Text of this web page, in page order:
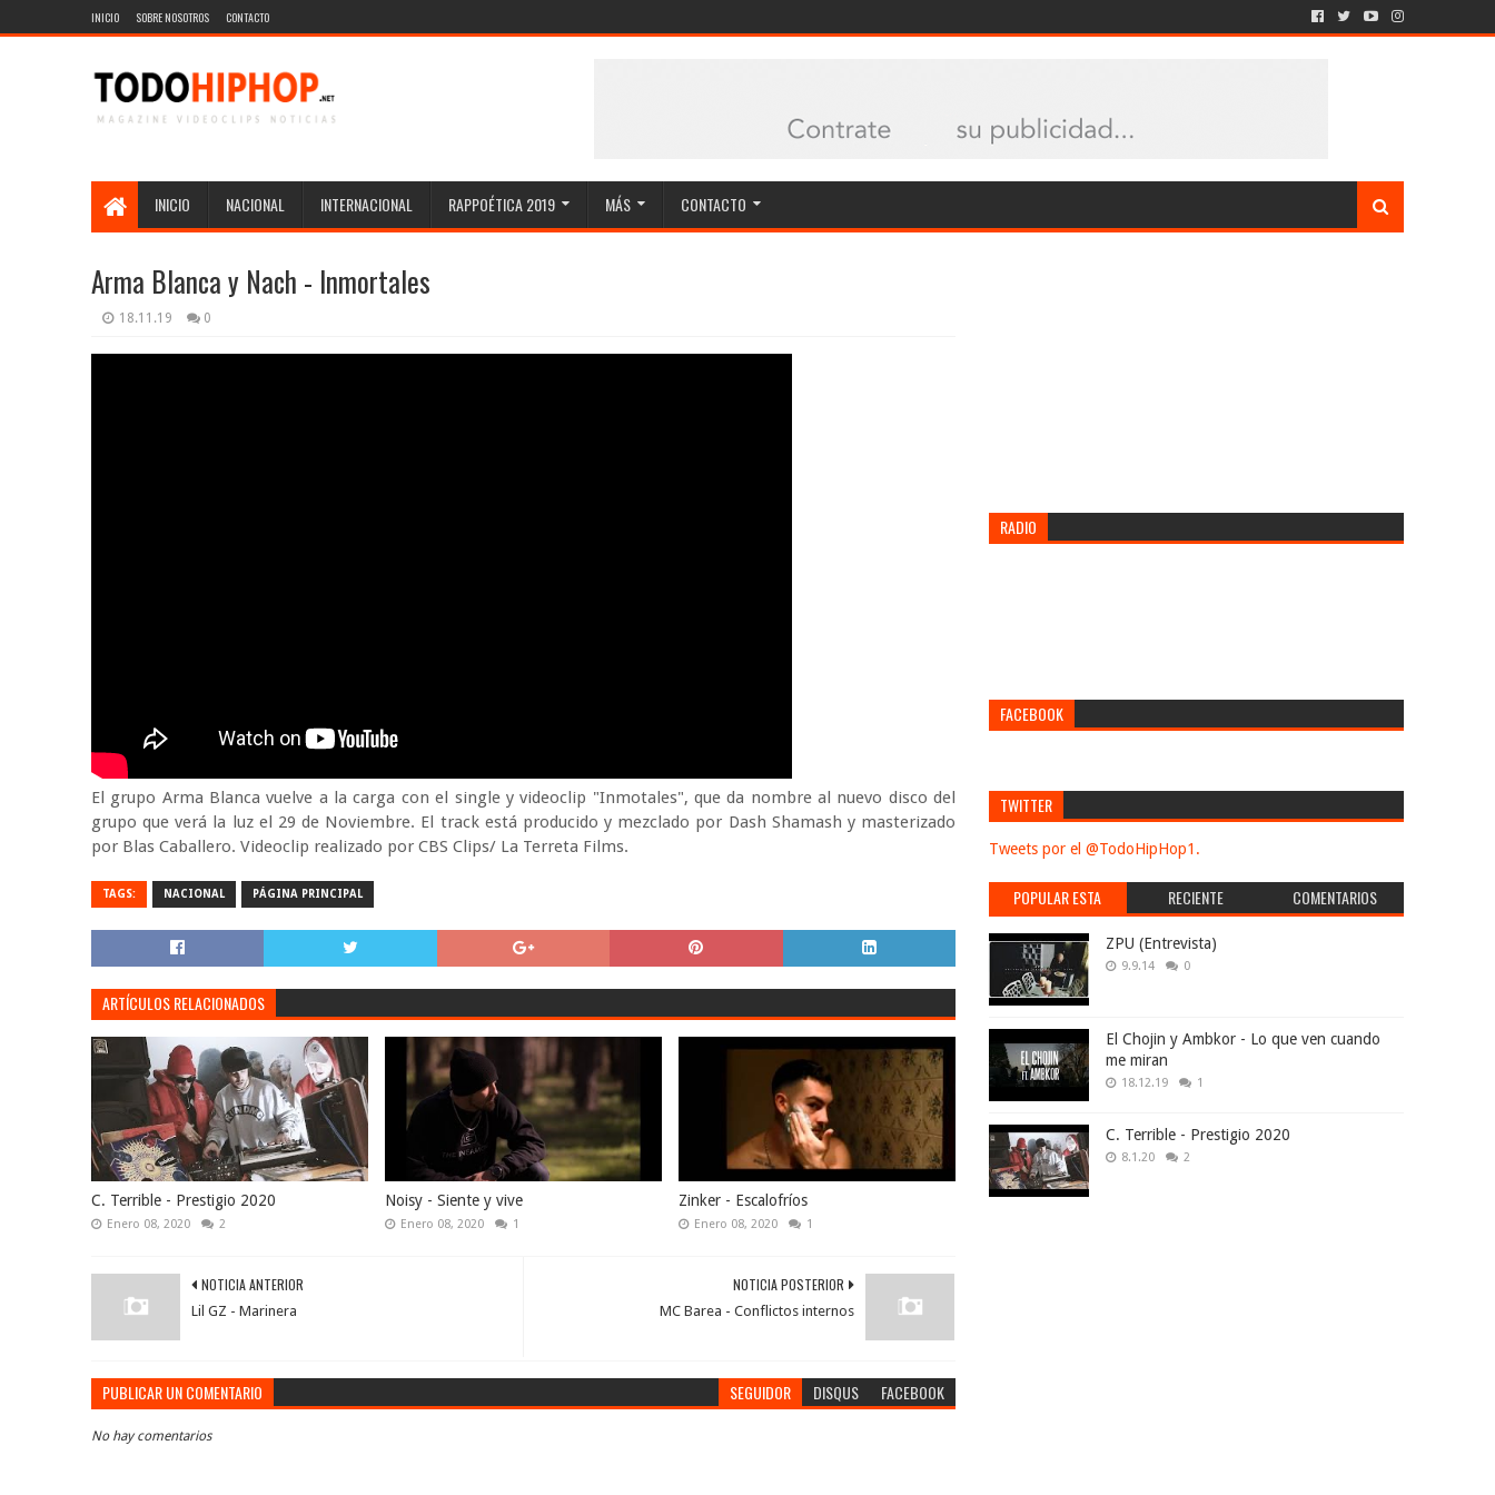
INICIO SOBRE NOSOTROS CONTACTO
INICIO NACIONAL INTERNACIONAL RAPPOÉTICA 2019 MÁS CONTACTO
Arma Blanca y Nach - Inmortales
18.11.19 0
El grupo Arma Blanca vuelve a la carga con el single y videoclip "Inmotales", que da nombre al nuevo disco del
grupo que verá la luz el 29 de Noviembre. El track está producido y mezclado por Dash Shamash y masterizado
por Blas Caballero. Videoclip realizado por CBS Clips/ La Terreta Films.
TAGS: NACIONAL PÁGINA PRINCIPAL
ARTÍCULOS RELACIONADOS
C. Terrible - Prestigio 2020
Enero 08, 2020 2
Noisy - Siente y vive
Enero 08, 2020 1
Zinker - Escalofríos
Enero 08, 2020 1
NOTICIA POSTERIOR
MC Barea - Conflictos internos
NOTICIA ANTERIOR
Lil GZ - Marinera
PUBLICAR UN COMENTARIO SEGUIDOR DISQUS FACEBOOK
No hay comentarios
RADIO
FACEBOOK
TWITTER
Tweets por el @TodoHipHop1.
POPULAR ESTA
SEMANA
RECIENTE COMENTARIOS
ZPU (Entrevista)
9.9.14 0
El Chojin y Ambkor - Lo que ven cuando
me miran
18.12.19 1
C. Terrible - Prestigio 2020
8.1.20 2